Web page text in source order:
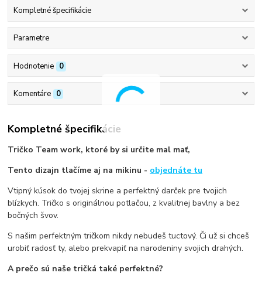
Kompletné špecifikácie
Parametre
Hodnotenie 0
Komentáre 0
Kompletné špecifikácie
Tričko Team work, ktoré by si určite mal mať,
Tento dizajn tlačíme aj na mikinu - objednáte tu
Vtipný kúsok do tvojej skrine a perfektný darček pre tvojich
blízkych. Tričko s originálnou potlačou, z kvalitnej bavlny a bez
bočných švov.
S našim perfektným tričkom nikdy nebudeš tuctový. Či už si chceš
urobiť radosť ty, alebo prekvapiť na narodeniny svojich drahých.
A prečo sú naše tričká také perfektné?